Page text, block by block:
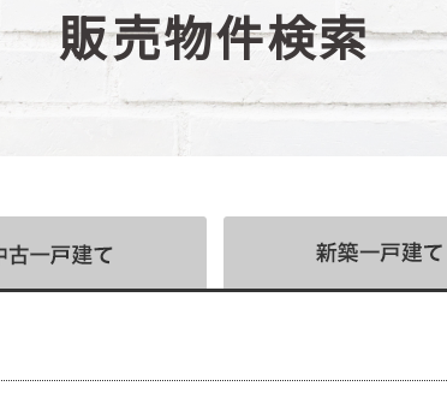
販売物件検索